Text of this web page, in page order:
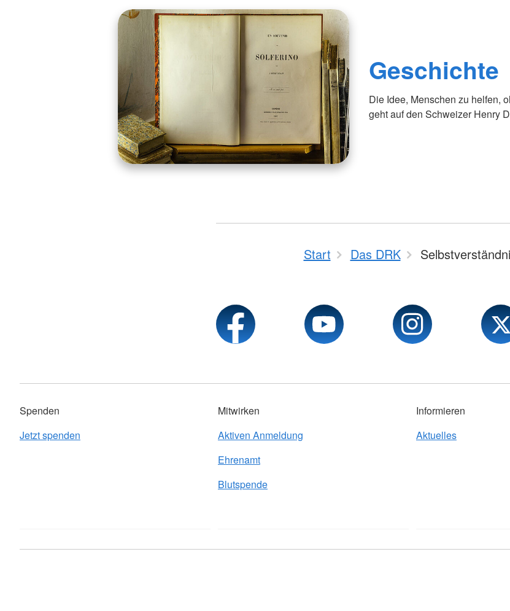
Geschichte
Die Idee, Menschen zu helfen,
geht auf den Schweizer Henry
Start Das DRK
Spenden
Jetzt spenden
Mitwirken
Aktiven Anmeldung
Ehrenamt
Blutspende
Informieren
Aktuelles